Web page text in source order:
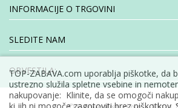
INFORMACIJE O TRGOVINI
SLEDITE NAM
OBVESTILA:
TOP-ZABAVA.com uporablja piškotke, da
ustrezno služila spletne vsebine in
nakupovanje: Klinite, da se omogoči